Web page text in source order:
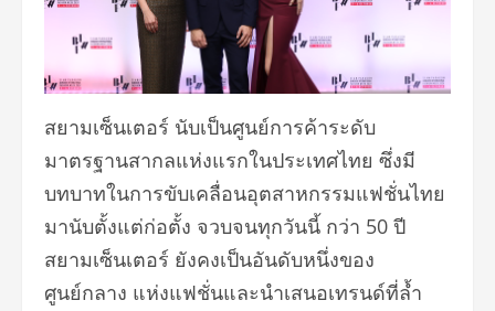
สยามเซ็นเตอร์ นับเป็นศูนย์การค้าระดับ
มาตรฐานสากลแห่งแรกในประเทศไทย ซึ่งมี
บทบาทในการขับเคลื่อนอุตสาหกรรมแฟชั่นไทย
มานับตั้งแต่ก่อตั้ง จวบจนทุกวันนี้ กว่า 50 ปี
สยามเซ็นเตอร์ ยังคงเป็นอันดับหนึ่งของ
ศูนย์กลาง แห่งแฟชั่นและนำเสนอเทรนด์ที่ล้ำ